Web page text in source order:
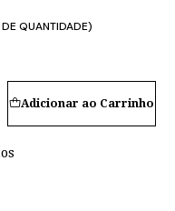
QUANTIDADE)
Adicionar ao Carrinho